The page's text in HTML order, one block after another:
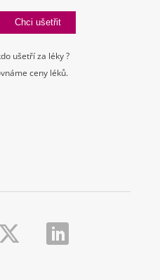
ušetří za léky ?
ceny léků.